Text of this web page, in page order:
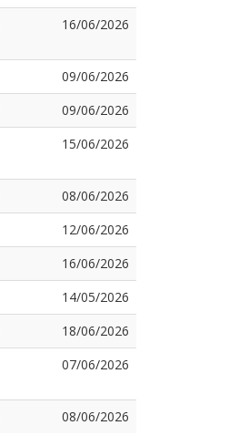
16/06/2026
09/06/2026
09/06/2026
15/06/2026
08/06/2026
12/06/2026
16/06/2026
14/05/2026
18/06/2026
07/06/2026
08/06/2026